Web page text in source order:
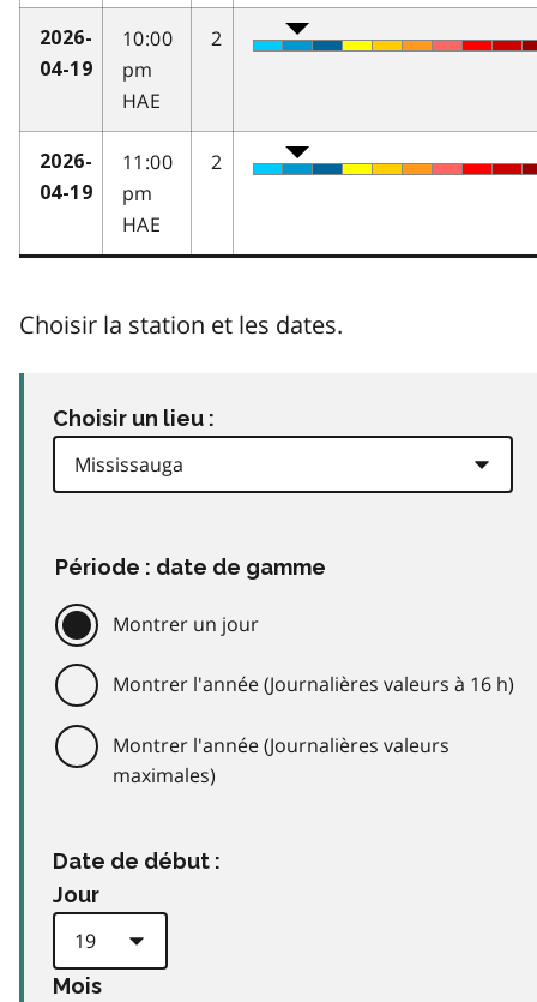
2026-
04-19
10:00
pm
HAE
2
2026-
04-19
11:00
pm
HAE
2
Choisir la station et les dates.
Choisir un lieu :
Période : date de gamme
Montrer un jour
Montrer l'année (Journalières valeurs à 16 h)
Montrer l'année (Journalières valeurs
maximales)
Date de début :
Jour
Mois